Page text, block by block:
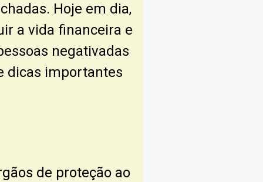
Hoje em dia,
a vida financeira e
negativadas
dicas importantes
de proteção ao